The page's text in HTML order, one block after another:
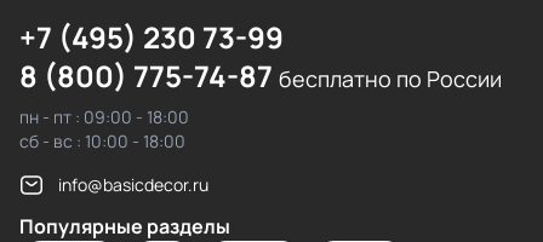
+7 (495) 230 73-99
8 (800) 775-74-87 бесплатно по России
пн - пт : 09:00 - 18:00
сб - вс : 10:00 - 18:00
info@basicdecor.ru
Популярные разделы